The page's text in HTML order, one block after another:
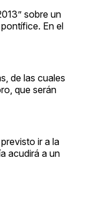
sobre un
En el
de las cuales
que serán
ir a la
acudirá a un